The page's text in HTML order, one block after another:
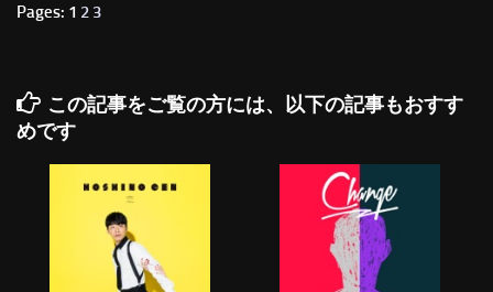
Pages: 1 2 3
この記事をご覧の方には、以下の記事もおすす
めです